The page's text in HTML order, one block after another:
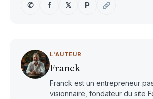
✆
f 𝕏 P
L'AUTEUR
Franck
Franck est un entrepreneur
visionnaire, fondateur du site